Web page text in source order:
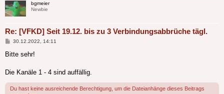
bgmeier
Newbie
Re: [VFKD] Seit 19.12. bis zu 3 Verbindungsabbrüche tägl.
Beitrag
30.12.2022, 14:11
Bitte sehr!
Die Kanäle 1 - 4 sind auffällig.
Du hast keine ausreichende Berechtigung, um die Dateianhänge dieses Beitrags